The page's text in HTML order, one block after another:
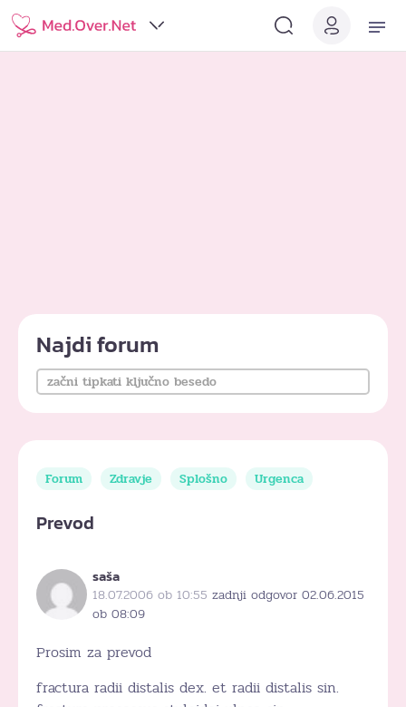
Najdi forum
Forum Zdravje Splošno Urgenca
Prevod
saša
18.07.2006 ob 10:55 zadnji odgovor 02.06.2015
ob 08:09
Prosim za prevod
fractura radii distalis dex. et radii distalis sin.